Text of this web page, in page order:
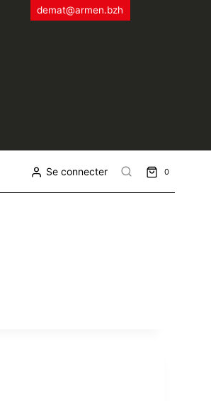
demat@armen.bzh
Se connecter 0